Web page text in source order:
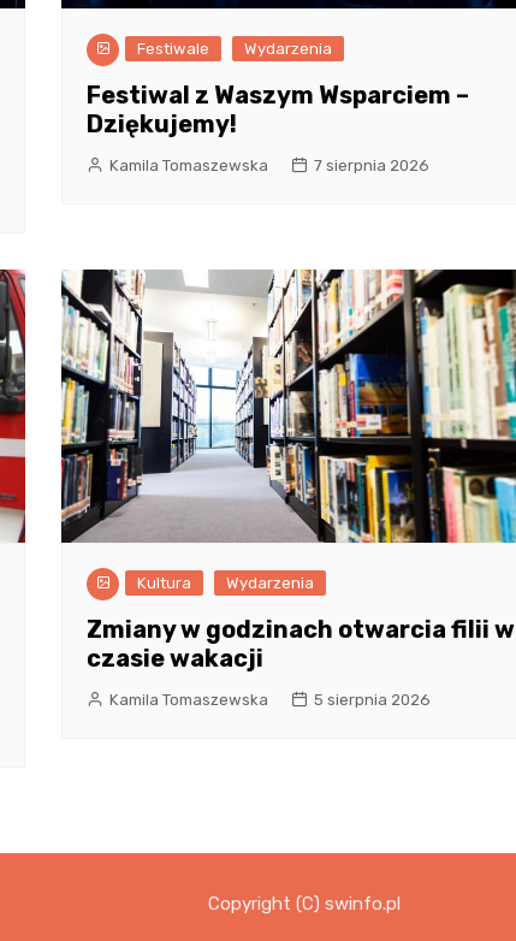
Festiwale Wydarzenia
Festiwal z Waszym Wsparciem –
Dziękujemy!
Kamila Tomaszewska 7 sierpnia 2026
Kultura Wydarzenia
Zmiany w godzinach otwarcia filii w
czasie wakacji
Kamila Tomaszewska 5 sierpnia 2026
Copyright (C) swinfo.pl